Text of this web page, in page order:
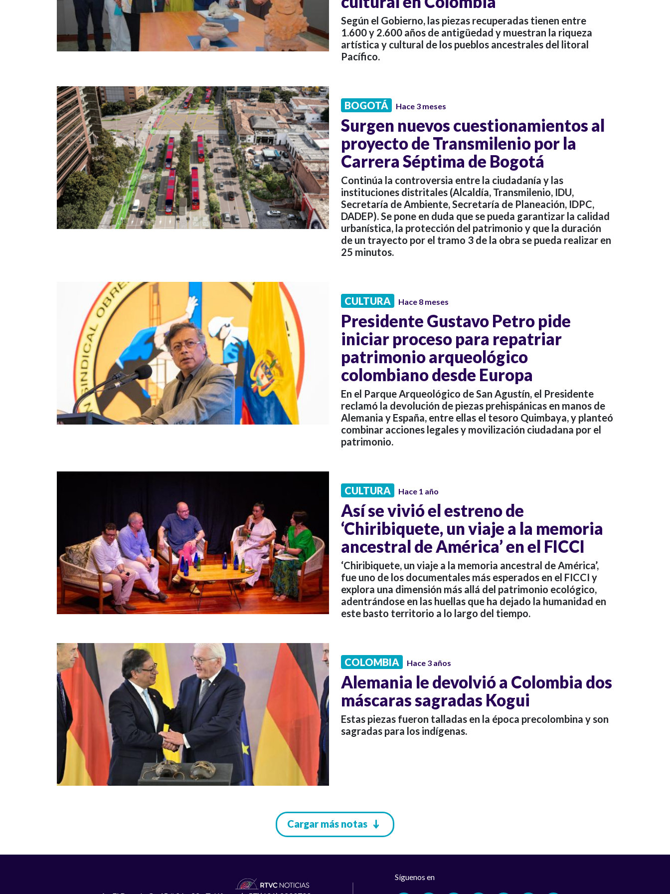
Según el Gobierno, las piezas recuperadas tienen entre
1.600 y 2.600 años de antigüedad y muestran la riqueza
artística y cultural de los pueblos ancestrales del litoral
Pacífico.
BOGOTÁ Hace 3 meses
Surgen nuevos cuestionamientos al
proyecto de Transmilenio por la
Carrera Séptima de Bogotá
Continúa la controversia entre la ciudadanía y las
instituciones distritales (Alcaldía, Transmilenio, IDU,
Secretaría de Ambiente, Secretaría de Planeación, IDPC,
DADEP). Se pone en duda que se pueda garantizar la calidad
urbanística, la protección del patrimonio y que la duración
de un trayecto por el tramo 3 de la obra se pueda realizar en
25 minutos.
CULTURA Hace 8 meses
Presidente Gustavo Petro pide
iniciar proceso para repatriar
patrimonio arqueológico
colombiano desde Europa
En el Parque Arqueológico de San Agustín, el Presidente
reclamó la devolución de piezas prehispánicas en manos de
Alemania y España, entre ellas el tesoro Quimbaya, y planteó
combinar acciones legales y movilización ciudadana por el
patrimonio.
CULTURA Hace 1 año
Así se vivió el estreno de
‘Chiribiquete, un viaje a la memoria
ancestral de América’ en el FICCI
‘Chiribiquete, un viaje a la memoria ancestral de América’,
fue uno de los documentales más esperados en el FICCI y
explora una dimensión más allá del patrimonio ecológico,
adentrándose en las huellas que ha dejado la humanidad en
este basto territorio a lo largo del tiempo.
COLOMBIA Hace 3 años
Alemania le devolvió a Colombia dos
máscaras sagradas Kogui
Estas piezas fueron talladas en la época precolombina y son
sagradas para los indígenas.
Cargar más notas
Síguenos en